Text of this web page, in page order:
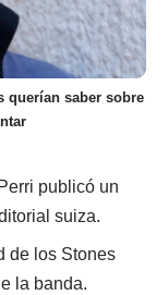
querían saber sobre
publicó un
suiza.
de los Stones
la banda.